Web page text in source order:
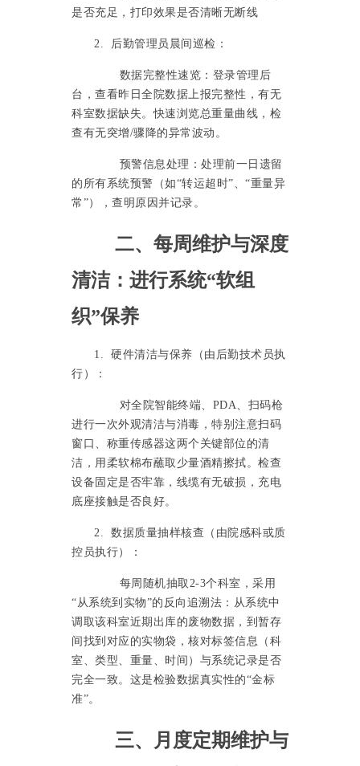
是否充足，打印效果是否清晰无断线
2. 后勤管理员晨间巡检：
数据完整性速览：登录管理后
台，查看昨日全院数据上报完整性，有无
科室数据缺失。快速浏览总重量曲线，检
查有无突增/骤降的异常波动。
预警信息处理：处理前一日遗留
的所有系统预警（如“转运超时”、“重量异
常”），查明原因并记录。
二、每周维护与深度
清洁：进行系统“软组
织”保养
1. 硬件清洁与保养（由后勤技术员执
行）：
对全院智能终端、 PDA、扫码枪
进行一次外观清洁与消毒，特别注意扫码
窗口、称重传感器这两个关键部位的清
洁，用柔软棉布蘸取少量酒精擦拭。检查
设备固定是否牢靠，线缆有无破损，充电
底座接触是否良好。
2. 数据质量抽样核查（由院感科或质
控员执行）：
每周随机抽取 2-3个科室，采用
“从系统到实物”的反向追溯法：从系统中
调取该科室近期出库的废物数据，到暂存
间找到对应的实物袋，核对标签信息（科
室、类型、重量、时间）与系统记录是否
完全一致。这是检验数据真实性的“金标
准”。
三、月度定期维护与